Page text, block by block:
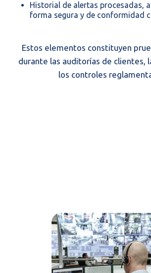
Historial de alertas procesadas,
forma segura y de conformidad
Estos elementos constituyen
durante las auditorías de clientes,
los controles